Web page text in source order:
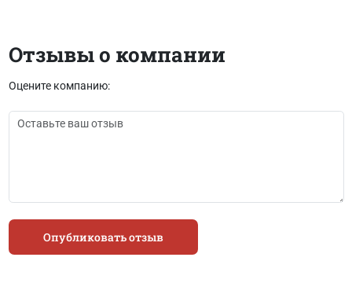
Отзывы о компании
Оцените компанию:
Опубликовать отзыв